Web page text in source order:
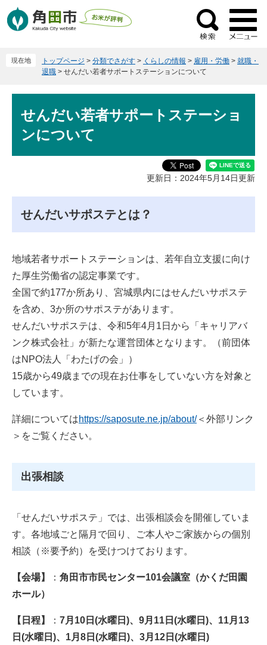
ー
ニ
検
索
現在地 トップページ > 分類でさがす > くらしの情報 > 雇用・労働 > 就職・
退職 > せんだい若者サポートステーションについて
文せんだい若者サポートステーショ
ンについて
更新日：2024年5月14日更新
せんだいサポステとは？
地域若者サポートステーションは、若年自立支援に向け
た厚生労働省の認定事業です。
全国で約177か所あり、宮城県内にはせんだいサポステ
を含め、3か所のサポステがあります。
せんだいサポステは、令和5年4月1日から「キャリアバ
ンク株式会社」が新たな運営団体となります。（前団体
はNPO法人「わたげの会」）
15歳から49歳までの現在お仕事をしていない方を対象と
しています。
詳細についてはhttps://saposute.ne.jp/about/＜外部リンク
＞ をご覧ください。
出張相談
​「せんだいサポステ」では、出張相談会を開催していま
す。各地域ごと隔月で回り、ご本人やご家族からの個別
相談（※要予約）を受けつけております。
【会場】 ： 角田市市民センター101会議室（かくだ田園
ホール）
【日程】 ：​ 7月10日(水曜日)、9月11日(水曜日)、11月13
日(水曜日)、1月8日(水曜日)、3月12日(水曜日)